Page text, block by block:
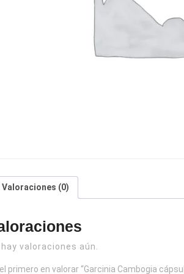
Valoraciones (0)
hay valoraciones aún.
primero en valorar “Garcinia Cambogia